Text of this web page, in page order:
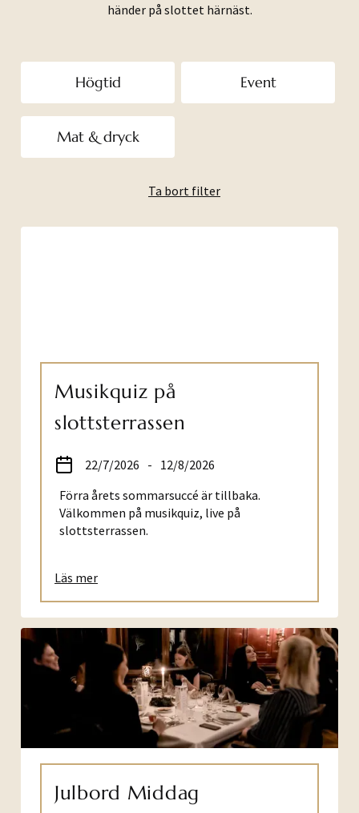
händer på slottet härnäst.
Högtid Event
Mat & dryck
Ta bort filter
Musikquiz på
slottsterrassen
22/7/2026 - 12/8/2026
Förra årets sommarsuccé är tillbaka.
Välkommen på musikquiz, live på
slottsterrassen.
Läs mer
Julbord Middag